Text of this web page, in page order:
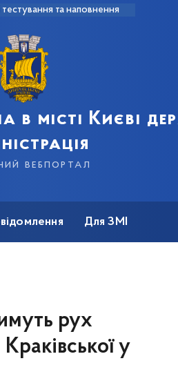
та наповнення
в місті Києві
вебпортал
Для ЗМІ
рух
у